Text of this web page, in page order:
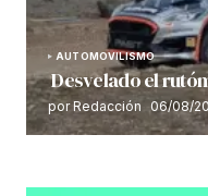
AUTOMOVILISMO
Desvelado el
por Redacción 06/08/